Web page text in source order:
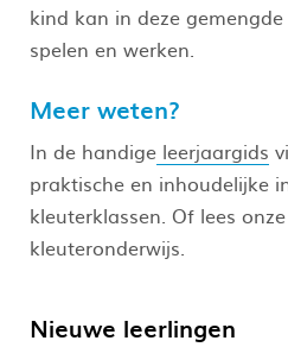
kind kan in deze
spelen en werken.
Meer weten?
In de handige leerjaargids
praktische en inhoudelijke
kleuterklassen. Of lees
kleuteronderwijs.
Nieuwe leerlingen